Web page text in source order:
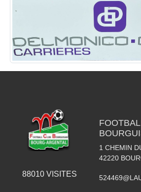
88010VISITES
1 CHEMIN
42220